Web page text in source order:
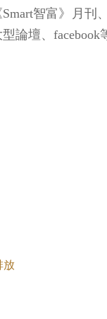
智富》月
論壇、facebook
放